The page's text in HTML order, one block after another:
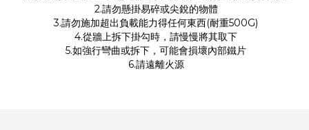
2.請勿懸掛易碎或尖銳的物體
3.請勿施加超出負載能力得任何東西(耐重500G)
4.從牆上拆下掛勾時，請慢慢將其取下
5.如強行彎曲或拆下，可能會損壞內部鐵片
6.請遠離火源